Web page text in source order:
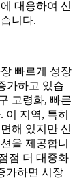
대응하여 신
니다.
빠르게 성장
가하고 있습
고령화, 빠른
이 지역, 특히
해 있지만 신
을 제공합니
점 더 대중화
가하면 시장